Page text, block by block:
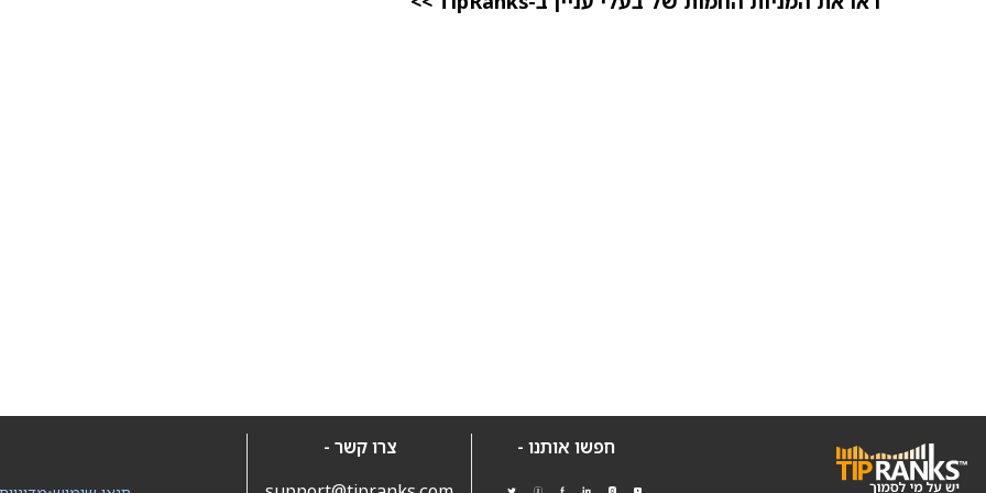
חפשו אותנו -
צרו קשר -